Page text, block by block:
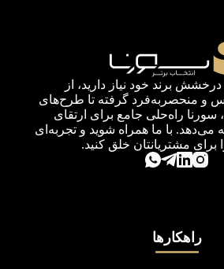
برند خود نیاز دارید، از
و منحصربه‌فرد گرفته تا طرح‌های
سورنا راه‌حلی جامع برای ارتقای
می‌دهد. با ما همراه شوید و تجربه‌ای
برای مشتریانتان خلق کنید.
راهکارها